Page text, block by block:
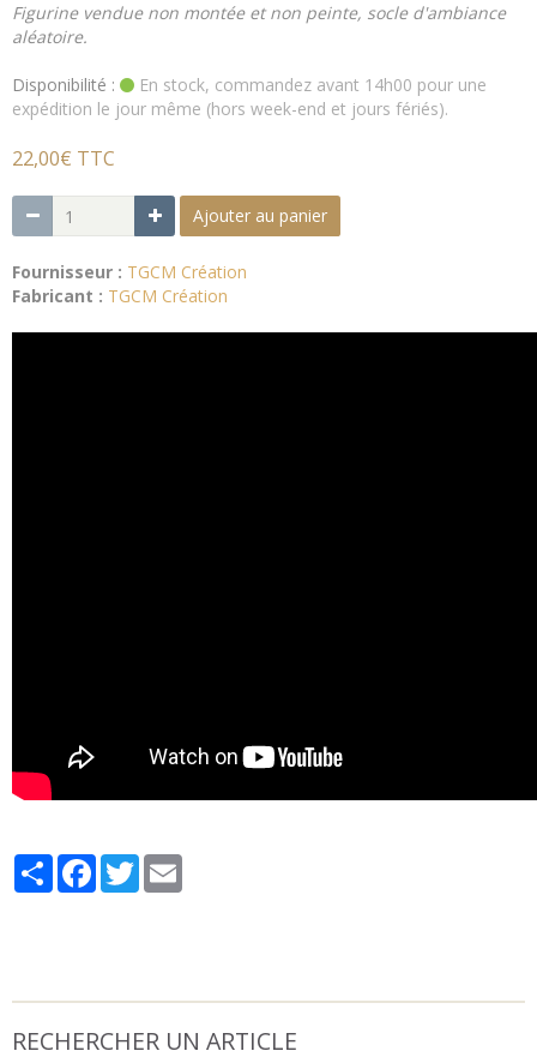
Figurine vendue non montée et non peinte, socle d'ambiance
aléatoire.
Disponibilité :
En stock, commandez avant 14h00 pour une
expédition le jour même (hors week-end et jours fériés).
22,00€ TTC
Ajouter au panier
Fournisseur : TGCM Création
Fabricant : TGCM Création
PartagerFacebook
Twitter
RECHERCHER UN ARTICLE